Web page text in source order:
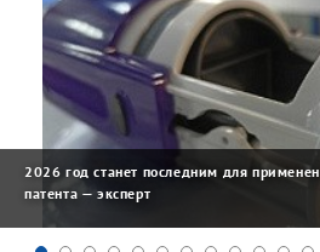
2026 год станет последним для
патента — эксперт